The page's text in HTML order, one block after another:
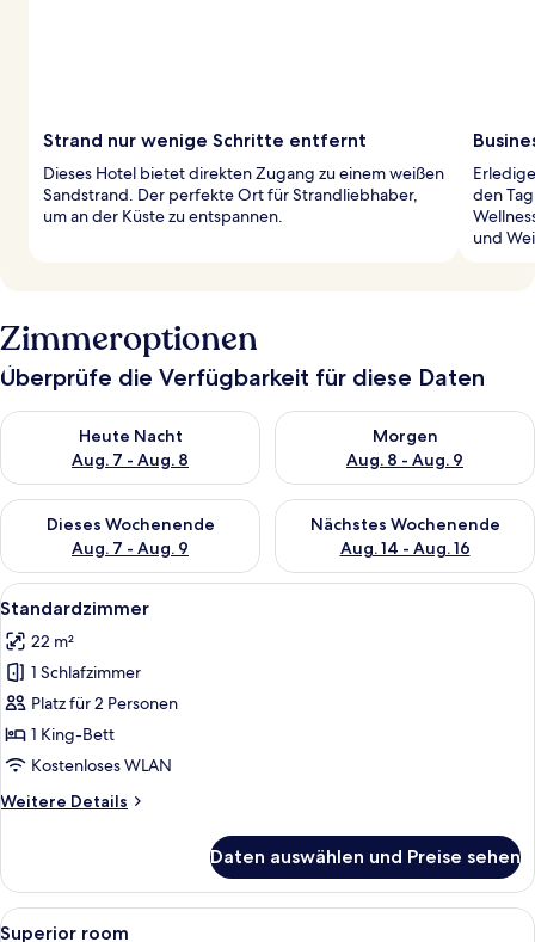
Strand nur wenige Schritte entfernt
Dieses Hotel bietet direkten Zugang zu einem weißen
Sandstrand. Der perfekte Ort für Strandliebhaber,
um an der Küste zu entspannen.
den
und
Zimmeroptionen
Überprüfe die Verfügbarkeit für diese Daten
Heute Nacht
Aug. 7 - Aug. 8
Überprüfe die Verfügbarkeit für heute Nacht, Aug. 7 - Aug. 8.
Morgen
Aug. 8 - Aug. 9
Überprüfe die Verfügbarkeit
Dieses Wochenende
Aug. 7 - Aug. 9
Überprüfe die Verfügbarkeit für dieses Wochenende, Aug. 7
Nächstes Wochenende
Aug. 14 - Aug. 16
Überprüfe die Verfügbarkeit
Alle
Fotos
für
Standardzimmer
anzeigen
Ein Schlafzimmer mit einem großen
4
Standardzimmer
22 m²
1 Schlafzimmer
Platz für 2 Personen
1 King-Bett
Kostenloses WLAN
Weitere Details
Weitere
Daten auswählen und Preise sehen
Alle
Ein Schlafzimmer mit Bett,
4
Superior room